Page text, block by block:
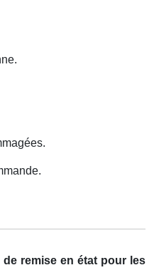
remise en état pour les